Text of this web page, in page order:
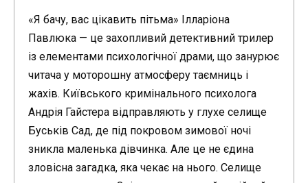
«Я бачу, вас цікавить пітьма» Ілларіона
Павлюка — це захопливий детективний трилер
із елементами психологічної драми, що занурює
читача у моторошну атмосферу таємниць і
жахів. Київського кримінального психолога
Андрія Гайстера відправляють у глухе селище
Буськів Сад, де під покровом зимової ночі
зникла маленька дівчинка. Але це не єдина
зловісна загадка, яка чекає на нього. Селище